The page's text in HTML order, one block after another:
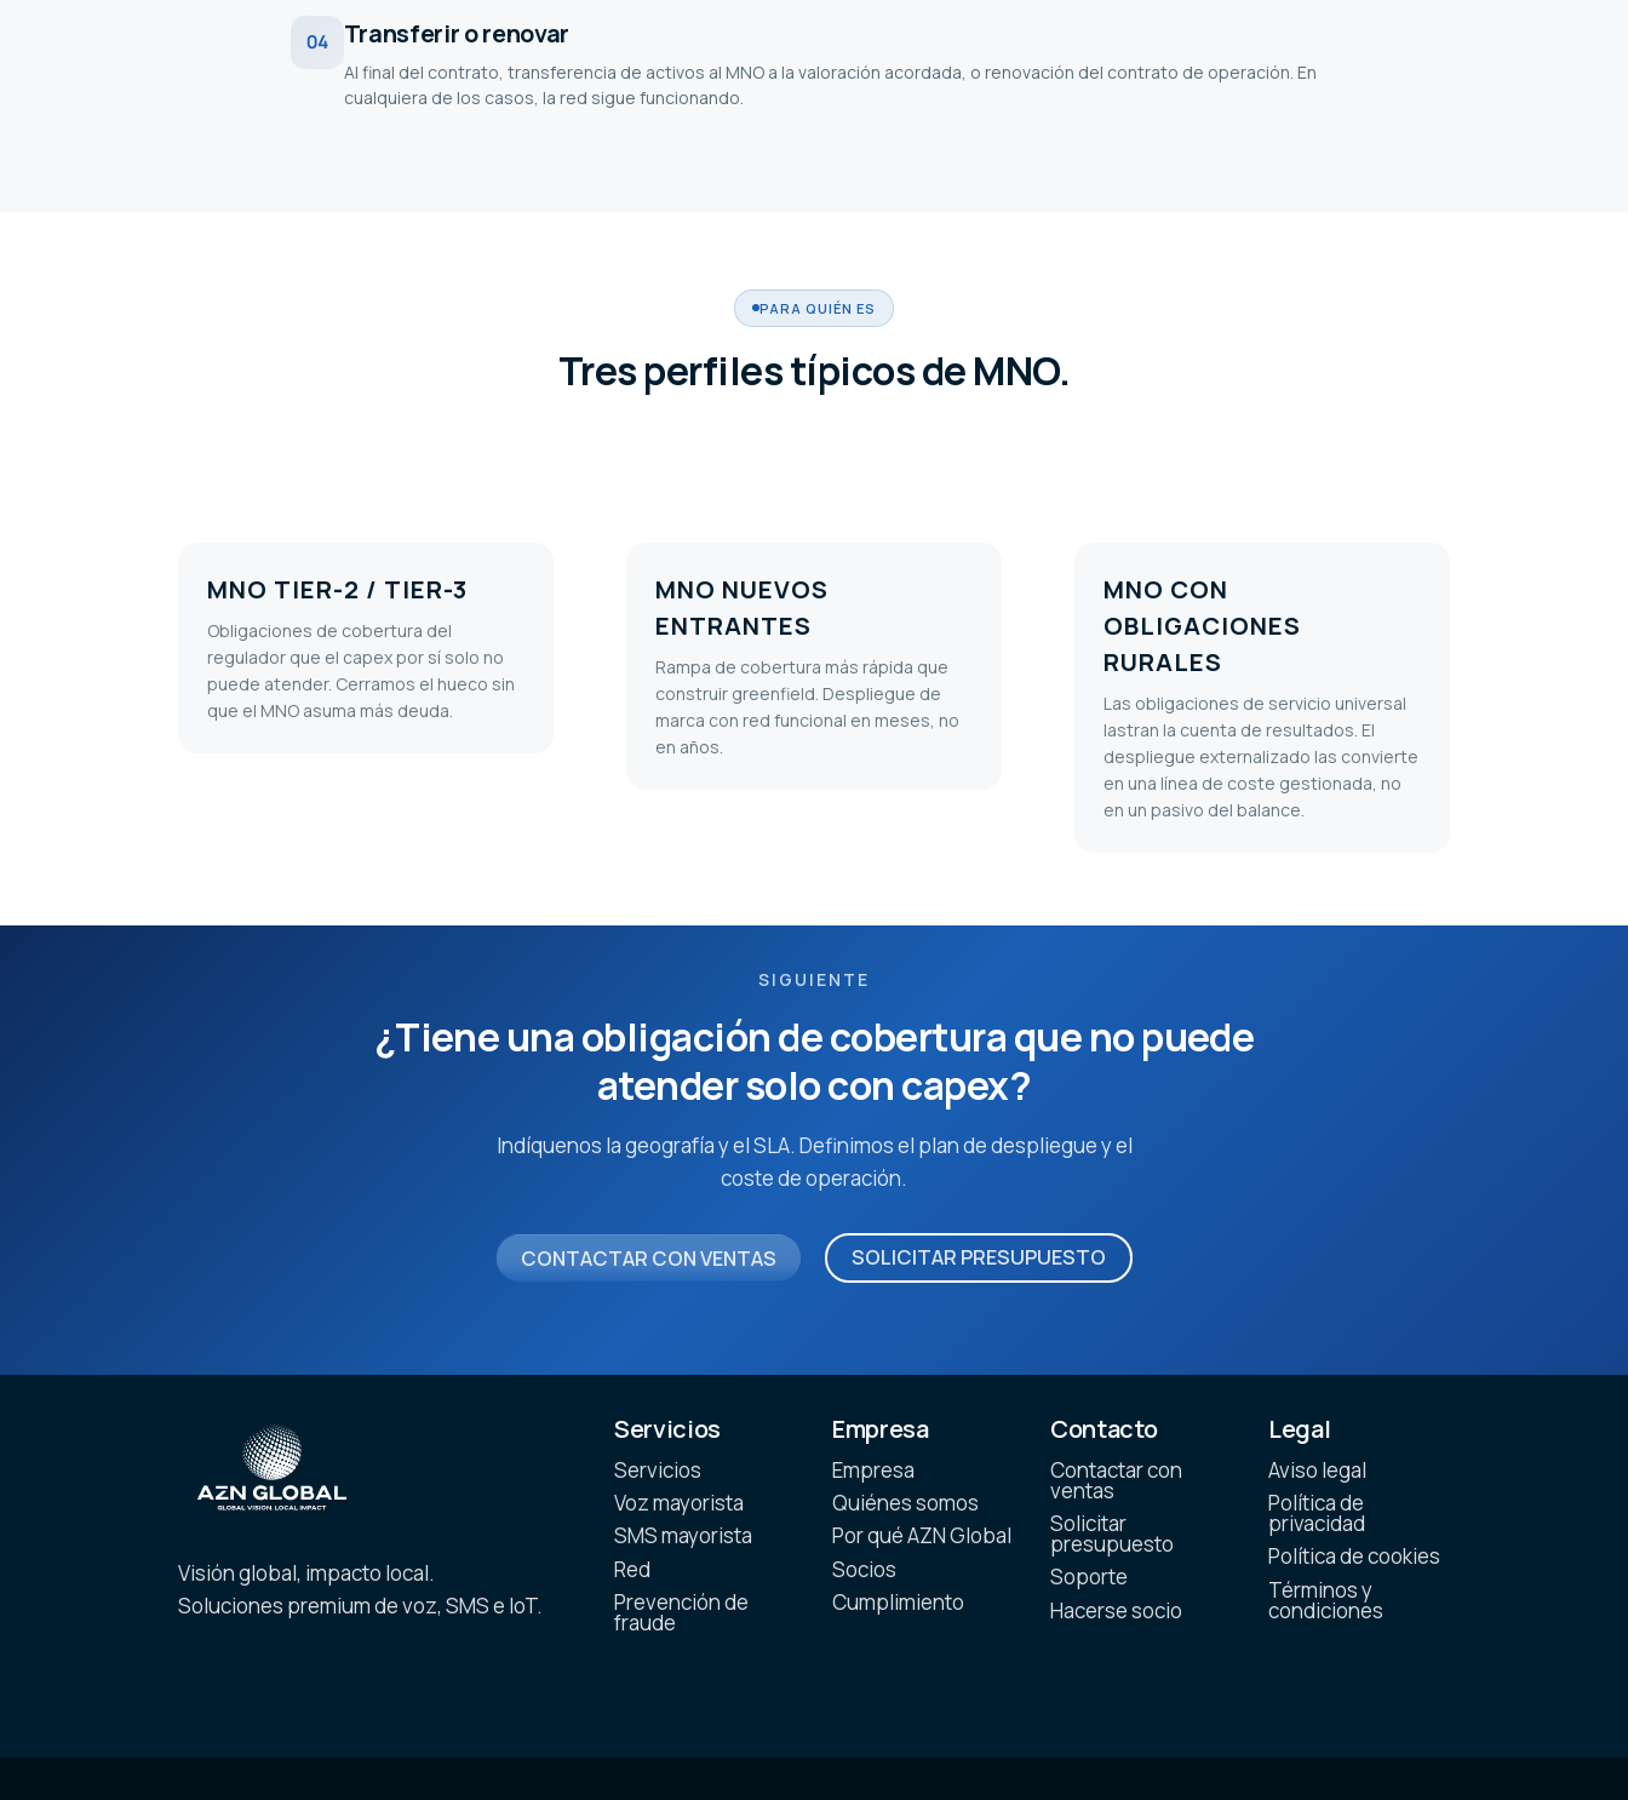
04 Transferir o renovar
Al final del contrato, transferencia de activos al MNO a la valoración acordada, o renovación del contrato de operación. En
cualquiera de los casos, la red sigue funcionando.
PARA QUIÉN ES
Tres perfiles típicos de MNO.
MNO TIER-2 / TIER-3
Obligaciones de cobertura del
regulador que el capex por sí solo no
puede atender. Cerramos el hueco sin
que el MNO asuma más deuda.
MNO NUEVOS
ENTRANTES
Rampa de cobertura más rápida que
construir greenfield. Despliegue de
marca con red funcional en meses, no
en años.
MNO CON
OBLIGACIONES
RURALES
Las obligaciones de servicio universal
lastran la cuenta de resultados. El
despliegue externalizado las convierte
en una línea de coste gestionada, no
en un pasivo del balance.
SIGUIENTE
¿Tiene una obligación de cobertura que no puede
atender solo con capex?
Indíquenos la geografía y el SLA. Definimos el plan de despliegue y el
coste de operación.
CONTACTAR CON VENTAS SOLICITAR PRESUPUESTO
Visión global, impacto local.
Soluciones premium de voz, SMS e IoT.
Servicios
Servicios
Voz mayorista
SMS mayorista
Red
Prevención de
fraude
Empresa
Empresa
Quiénes somos
Por qué AZN Global
Socios
Cumplimiento
Contacto
Contactar con
ventas
Solicitar
presupuesto
Soporte
Hacerse socio
Legal
Aviso legal
Política de
privacidad
Política de cookies
Términos y
condiciones